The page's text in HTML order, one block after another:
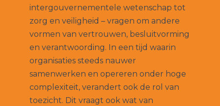
intergouvernementele wetenschap tot
zorg en veiligheid – vragen om andere
vormen van vertrouwen, besluitvorming
en verantwoording. In een tijd waarin
organisaties steeds nauwer
samenwerken en opereren onder hoge
complexiteit, verandert ook de rol van
toezicht. Dit vraagt ook wat van